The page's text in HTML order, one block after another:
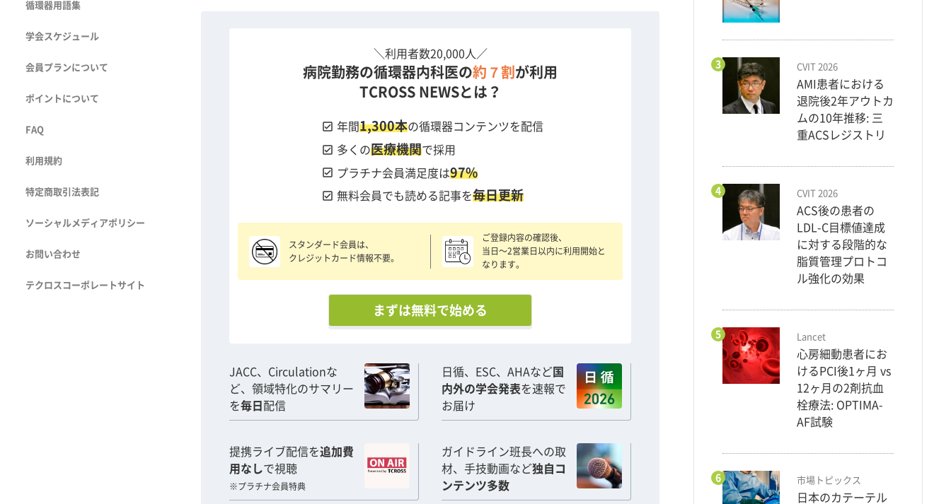
循環器用語集
学会スケジュール
会員プランについて
ポイントについて
FAQ
利用規約
特定商取引法表記
ソーシャルメディアポリシー
お問い合わせ
テクロスコーポレートサイト
＼利用者数20,000人／
病院勤務の循環器内科医の約７割 が利用
TCROSS NEWSとは？
check_box 年間1,300本の循環器コンテンツを配信
check_box 多くの医療機関で採用
check_box プラチナ会員満足度は97%
check_box 無料会員でも読める記事を毎日更新
スタンダード会員は、
クレジットカード情報不要。
ご登録内容の確認後、
当日〜2営業日以内に利用開始と
なります。
まずは無料で始める
JACC、Circulationな
ど、領域特化のサマリー
を毎日 配信
日循、ESC、AHAなど国
内外の学会発表を速報で
お届け
提携ライブ配信を追加費
用なしで視聴
※プラチナ会員特典
ガイドライン班長への取
材、手技動画など独自コ
ンテンツ多数
3 CVIT 2026
AMI患者における
退院後2年アウトカ
ムの10年推移: 三
重ACSレジストリ
4 CVIT 2026
ACS後の患者の
LDL-C目標値達成
に対する段階的な
脂質管理プロトコ
ル強化の効果
5 Lancet
心房細動患者にお
けるPCI後1ヶ月 vs
12ヶ月の2剤抗血
栓療法: OPTIMA-
AF試験
6 市場トピックス
日本のカテーテル